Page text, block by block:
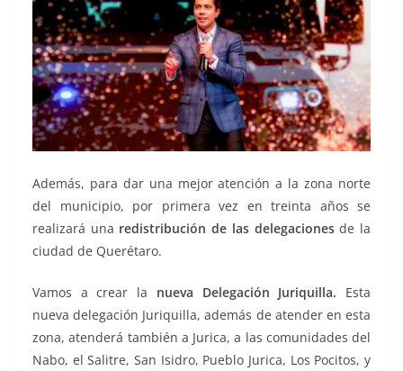
Además, para dar una mejor atención a la zona norte
del municipio, por primera vez en treinta años se
realizará una redistribución de las delegacionesde la
ciudad de Querétaro.
Vamos a crear la nueva Delegación Juriquilla. Esta
nueva delegación Juriquilla, además de atender en esta
zona, atenderá también a Jurica, a las comunidades del
Nabo, el Salitre, San Isidro, Pueblo Jurica, Los Pocitos, y